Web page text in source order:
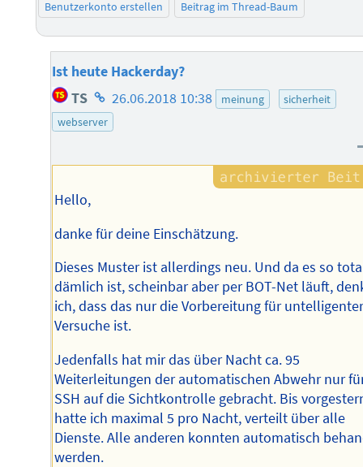
Benutzerkonto erstellen
Beitrag im Thread-Baum
Ist heute Hackerday?
TS Homepage
des
26.06.2018 10:38 meinung
sicherheit
webserver
Hello,
danke für deine Einschätzung.
Dieses Muster ist allerdings neu. Und da es so
dämlich ist, scheinbar aber per BOT-Net läuft,
ich, dass das nur die Vorbereitung für
Versuche ist.
Jedenfalls hat mir das über Nacht ca. 95
Weiterleitungen der automatischen Abwehr nur
SSH auf die Sichtkontrolle gebracht. Bis
hatte ich maximal 5 pro Nacht, verteilt über alle
Dienste. Alle anderen konnten automatisch
werden.